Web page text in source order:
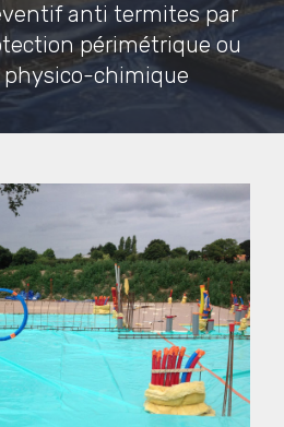
anti termites par
périmétrique ou
physico-chimique